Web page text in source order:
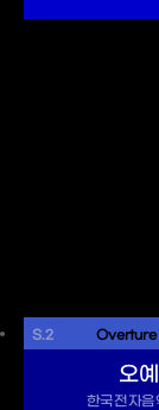
S.2
오
한국전자